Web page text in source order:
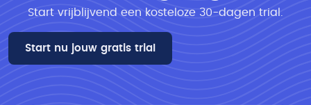
Start vrijblijvend een kosteloze 30-dagen trial​.
Start nu jouw gratis trial